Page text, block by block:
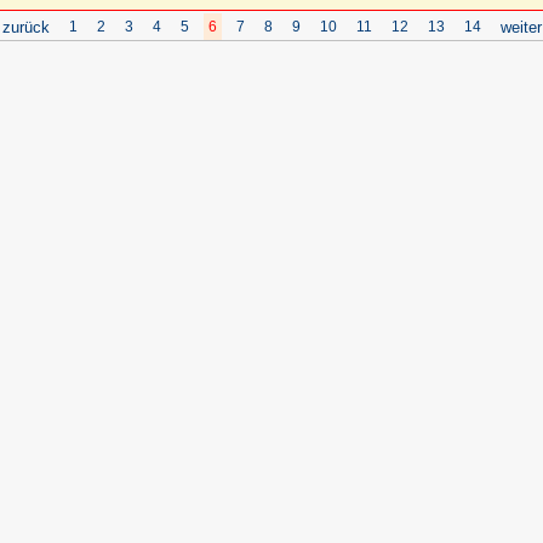
1 2 3 4 5 6 7 8 9 10 11 12 13 14